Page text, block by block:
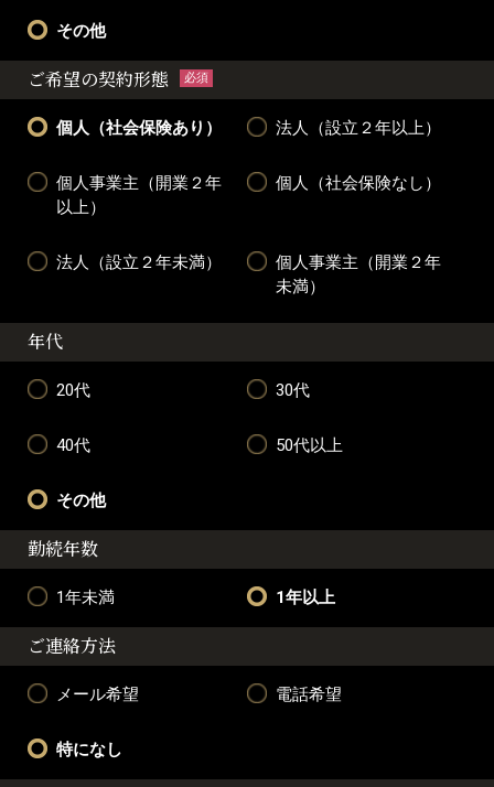
その他
ご希望の契約形態 必須
個人（社会保険あり） 法人（設立２年以上）
個人事業主（開業２年
以上）
個人（社会保険なし）
法人（設立２年未満）
個人事業主（開業２年
未満）
年代
20代 30代
40代 50代以上
その他
勤続年数
1年未満 1年以上
ご連絡方法
メール希望 電話希望
特になし